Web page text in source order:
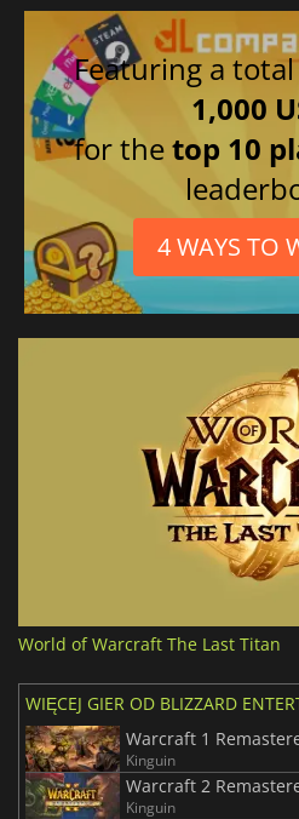
Featuring a
1,000
for thetop 10
4 WAYS TO
World of Warcraft The Last Titan
WIĘCEJ GIER OD BLIZZARD
Warcraft 1
Kinguin
Warcraft 2
Kinguin